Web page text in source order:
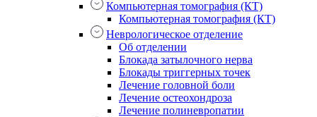
Компьютерная томография (КТ)
Компьютерная томография (КТ)
Неврологическое отделение
Об отделении
Блокада затылочного нерва
Блокады триггерных точек
Лечение головной боли
Лечение остеохондроза
Лечение полиневропатии